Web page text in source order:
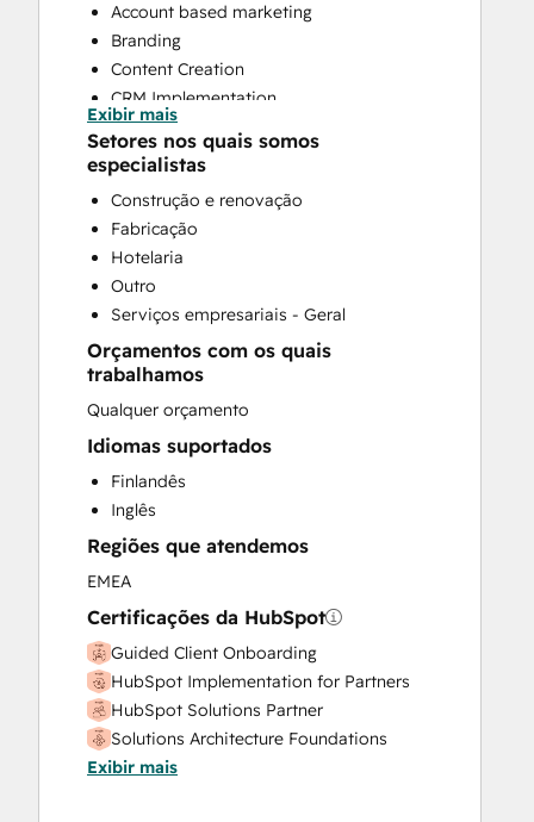
Account based marketing
Branding
Content Creation
CRM Implementation
Customer Marketing
Email Marketing
Full Inbound Marketing Services
Paid Advertising
Programmable Automation
Sales and Marketing Alignment
Sales Enablement
Website Design
Exibir mais
Setores nos quais somos
especialistas
Construção e renovação
Fabricação
Hotelaria
Outro
Serviços empresariais - Geral
Orçamentos com os quais
trabalhamos
Qualquer orçamento
Idiomas suportados
Finlandês
Inglês
Regiões que atendemos
EMEA
Certificações da HubSpot
Guided Client Onboarding
HubSpot Implementation for Partners
HubSpot Solutions Partner
Solutions Architecture Foundations
Exibir mais